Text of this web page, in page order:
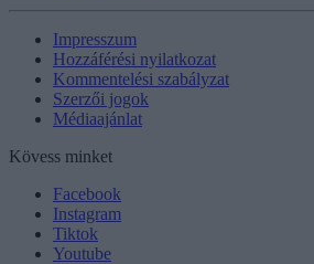
Impresszum
Hozzáférési nyilatkozat
Kommentelési szabályzat
Szerzői jogok
Médiaajánlat
Kövess minket
Facebook
Instagram
Tiktok
Youtube